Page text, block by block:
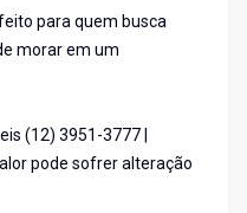
para quem busca
morar em um
(12) 3951-3777 |
pode sofrer alteração